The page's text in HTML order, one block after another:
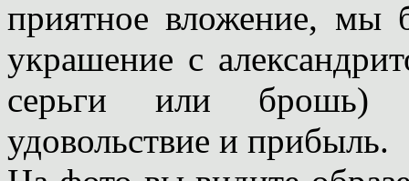
приятное вложение, мы
украшение с
серьги или брошь)
удовольствие и прибыль.